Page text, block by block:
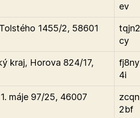
ev
1455/2, 58601
tqjn2
cy
kraj, Horova 824/17,
fj8ny
4i
máje 97/25, 46007
zcqn
2bf